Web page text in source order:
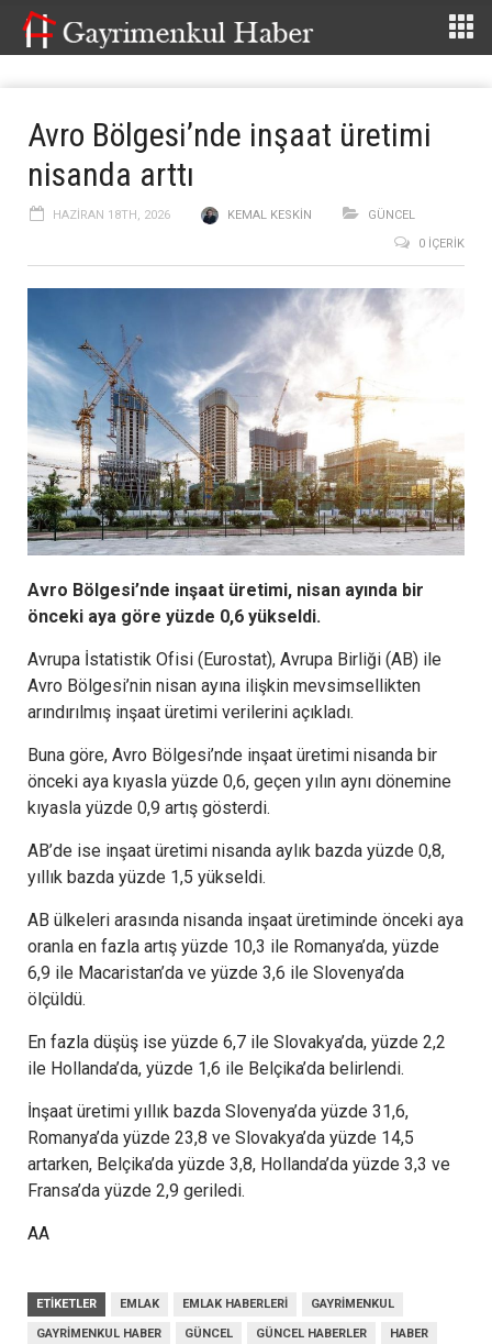
Avro Bölgesi’nde inşaat üretimi
nisanda arttı
HAZIRAN 18TH, 2026 KEMAL KESKIN
GÜNCEL
0 İÇERIK
Avro Bölgesi’nde inşaat üretimi, nisan ayında bir
önceki aya göre yüzde 0,6 yükseldi.
Avrupa İstatistik Ofisi (Eurostat), Avrupa Birliği (AB) ile
Avro Bölgesi’nin nisan ayına ilişkin mevsimsellikten
arındırılmış inşaat üretimi verilerini açıkladı.
Buna göre, Avro Bölgesi’nde inşaat üretimi nisanda bir
önceki aya kıyasla yüzde 0,6, geçen yılın aynı dönemine
kıyasla yüzde 0,9 artış gösterdi.
AB’de ise inşaat üretimi nisanda aylık bazda yüzde 0,8,
yıllık bazda yüzde 1,5 yükseldi.
AB ülkeleri arasında nisanda inşaat üretiminde önceki aya
oranla en fazla artış yüzde 10,3 ile Romanya’da, yüzde
6,9 ile Macaristan’da ve yüzde 3,6 ile Slovenya’da
ölçüldü.
En fazla düşüş ise yüzde 6,7 ile Slovakya’da, yüzde 2,2
ile Hollanda’da, yüzde 1,6 ile Belçika’da belirlendi.
İnşaat üretimi yıllık bazda Slovenya’da yüzde 31,6,
Romanya’da yüzde 23,8 ve Slovakya’da yüzde 14,5
artarken, Belçika’da yüzde 3,8, Hollanda’da yüzde 3,3 ve
Fransa’da yüzde 2,9 geriledi.
AA
ETIKETLER EMLAK EMLAK HABERLERI GAYRIMENKUL
GAYRIMENKUL HABER GÜNCEL GÜNCEL HABERLER HABER